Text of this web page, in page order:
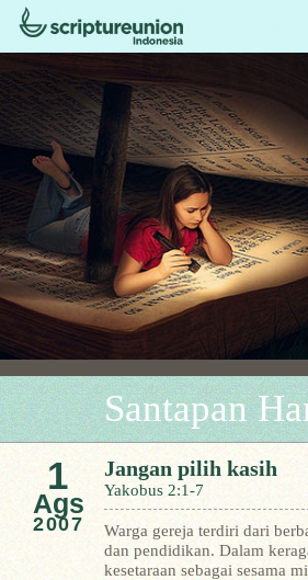
Santapan
1
Ags
2007
Jangan pilih kasih
Yakobus 2:1-7
Warga gereja terdiri dari
dan pendidikan. Dalam
kesetaraan sebagai sesama